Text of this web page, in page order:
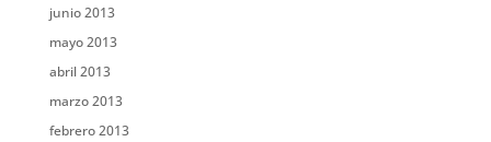
junio 2013
mayo 2013
abril 2013
marzo 2013
febrero 2013